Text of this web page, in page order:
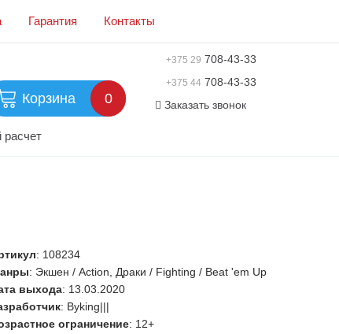
Гарантия Контакты
Корзина 0
+375 29 708-43-33
+375 44708-43-33
Заказать звонок
: 108234
: Экшен / Action, Драки / Fighting / Beat 'em Up
выхода: 13.03.2020
: Byking|||
ограничение: 12+